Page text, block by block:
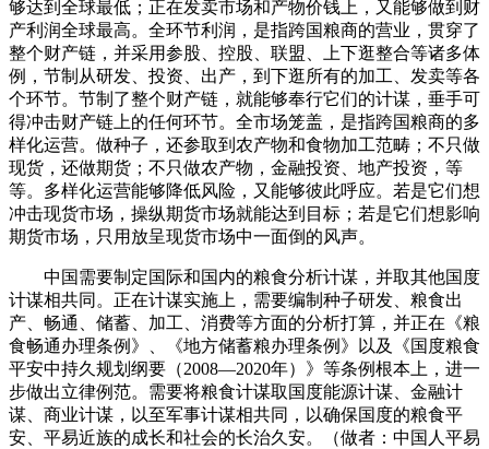
够达到全球最低；正在发卖市场和产物价钱上，又能够做到财
产利润全球最高。全环节利润，是指跨国粮商的营业，贯穿了
整个财产链，并采用参股、控股、联盟、上下逛整合等诸多体
例，节制从研发、投资、出产，到下逛所有的加工、发卖等各
个环节。节制了整个财产链，就能够奉行它们的计谋，垂手可
得冲击财产链上的任何环节。全市场笼盖，是指跨国粮商的多
样化运营。做种子，还参取到农产物和食物加工范畴；不只做
现货，还做期货；不只做农产物，金融投资、地产投资，等
等。多样化运营能够降低风险，又能够彼此呼应。若是它们想
冲击现货市场，操纵期货市场就能达到目标；若是它们想影响
期货市场，只用放呈现货市场中一面倒的风声。
中国需要制定国际和国内的粮食分析计谋，并取其他国度
计谋相共同。正在计谋实施上，需要编制种子研发、粮食出
产、畅通、储蓄、加工、消费等方面的分析打算，并正在《粮
食畅通办理条例》、《地方储蓄粮办理条例》以及《国度粮食
平安中持久规划纲要（2008—2020年）》等条例根本上，进一
步做出立律例范。需要将粮食计谋取国度能源计谋、金融计
谋、商业计谋，以至军事计谋相共同，以确保国度的粮食平
安、平易近族的成长和社会的长治久安。（做者：中国人平易